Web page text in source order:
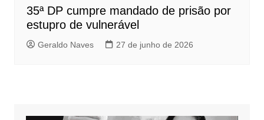
35ª DP cumpre mandado de prisão por
estupro de vulnerável
Geraldo Naves 27 de junho de 2026